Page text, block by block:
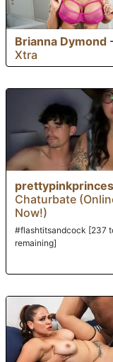
Brianna Dymond
Xtra
Chaturbate
Now!)
#flashtitsandcock [237
remaining]